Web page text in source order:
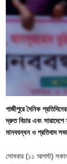
গোপনীয়তা নীতি
জাতীয়
রাজনীতি
স্বাস্থ্য
গাজীপুরে দৈনিক
দ্রুত বিচার এবং সারাদেশে
মানববন্ধন ও প্রতিবাদ
সোমবার (১১ আগস্ট)